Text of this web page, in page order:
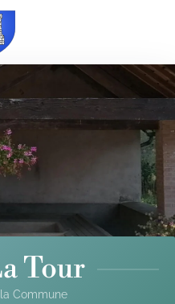
Tour
Commune